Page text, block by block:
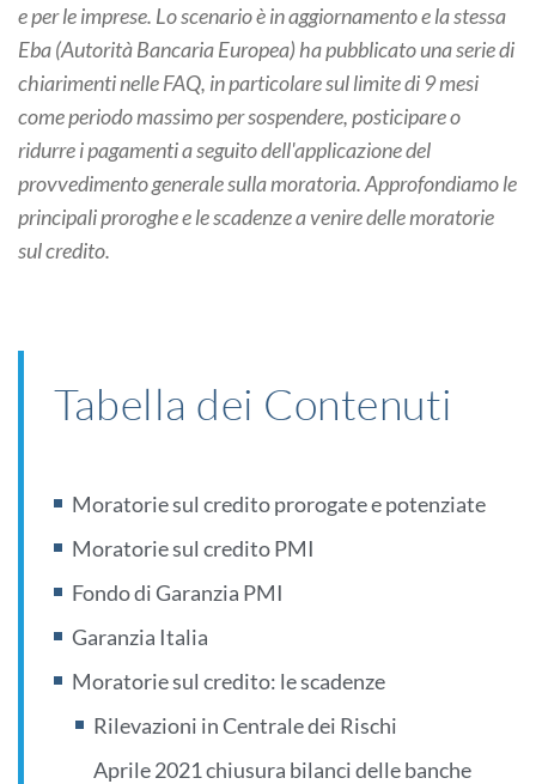
e per le imprese. Lo scenario è in aggiornamento e la stessa
Eba (Autorità Bancaria Europea) ha pubblicato una serie di
chiarimenti nelle FAQ, in particolare sul limite di 9 mesi
come periodo massimo per sospendere, posticipare o
ridurre i pagamenti a seguito dell'applicazione del
provvedimento generale sulla moratoria. Approfondiamo le
principali proroghe e le scadenze a venire delle moratorie
sul credito.
Tabella dei Contenuti
Moratorie sul credito prorogate e potenziate
Moratorie sul credito PMI
Fondo di Garanzia PMI
Garanzia Italia
Moratorie sul credito: le scadenze
Rilevazioni in Centrale dei Rischi
Aprile 2021 chiusura bilanci delle banche